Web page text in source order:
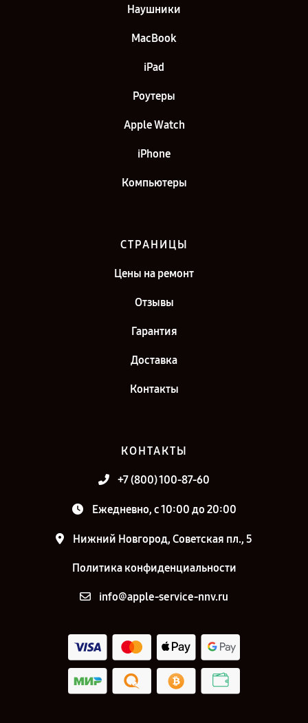
Наушники
MacBook
iPad
Роутеры
Apple Watch
iPhone
Компьютеры
СТРАНИЦЫ
Цены на ремонт
Отзывы
Гарантия
Доставка
Контакты
КОНТАКТЫ
+7 (800) 100-87-60
Ежедневно, с 10:00 до 20:00
Нижний Новгород, Советская пл., 5
Политика конфиденциальности
info@apple-service-nnv.ru